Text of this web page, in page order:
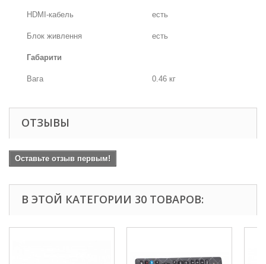
HDMI-кабель есть
Блок живлення есть
Габарити
Вага 0.46 кг
ОТЗЫВЫ
Оставьте отзыв первым!
В ЭТОЙ КАТЕГОРИИ 30 ТОВАРОВ: